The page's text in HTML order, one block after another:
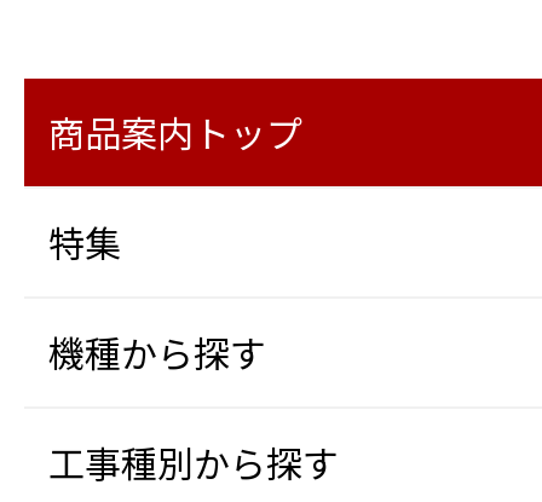
商品案内トップ
特集
機種から探す
工事種別から探す